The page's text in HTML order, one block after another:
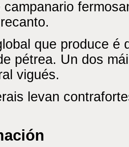
que produce é
pétrea. Un dos
vigués.
levan